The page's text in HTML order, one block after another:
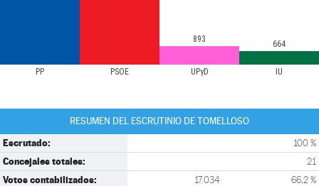
PP PSOE UPyD IU
893 664
RESUMEN DEL ESCRUTINIO DE TOMELLOSO
Escrutado: 100 %
Concejales totales: 21
Votos contabilizados: 17.034 66,2 %